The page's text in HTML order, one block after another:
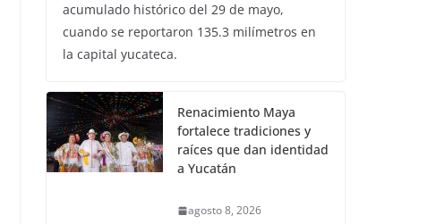
acumulado histórico del 29 de mayo,
cuando se reportaron 135.3 milímetros en
la capital yucateca.
Renacimiento Maya
fortalece tradiciones y
raíces que dan identidad
a Yucatán
agosto 8, 2026